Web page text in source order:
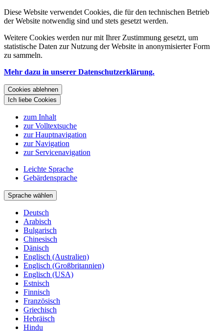
Diese Website verwendet Cookies, die für den technischen Betrieb
der Website notwendig sind und stets gesetzt werden.
Weitere Cookies werden nur mit Ihrer Zustimmung gesetzt, um
statistische Daten zur Nutzung der Website in anonymisierter Form
zu sammeln.
Mehr dazu in unserer Datenschutzerklärung.
Cookies ablehnen
Ich liebe Cookies
zum Inhalt
zur Volltextsuche
zur Hauptnavigation
zur Navigation
zur Servicenavigation
Leichte Sprache
Gebärdensprache
Sprache wählen
Deutsch
Arabisch
Bulgarisch
Chinesisch
Dänisch
Englisch (Australien)
Englisch (Großbritannien)
Englisch (USA)
Estnisch
Finnisch
Französisch
Griechisch
Hebräisch
Hindu